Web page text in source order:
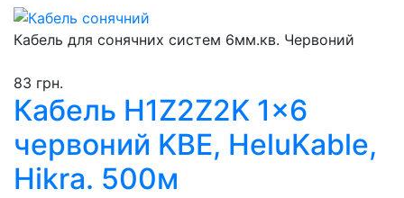
Кабель для сонячних систем 6мм.кв. Червоний
83 грн.
Кабель H1Z2Z2K 1x6
червоний KBE, HeluKable,
Hikra. 500м